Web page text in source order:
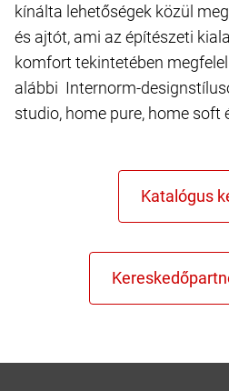
kínálta lehetőségek közül
és ajtót, ami az építészeti
komfort tekintetében
alábbi Internorm-
studio, home pure, home soft